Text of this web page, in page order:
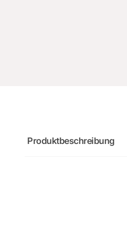
Produktbeschreibung